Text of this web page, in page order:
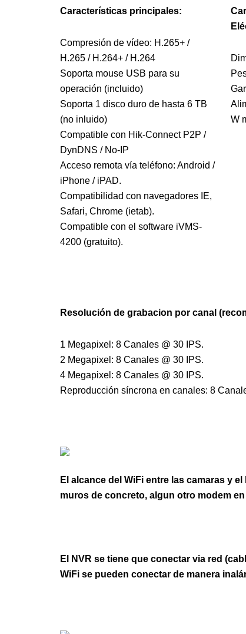
Características principales:
Compresión de vídeo: H.265+ /
H.265 / H.264+ / H.264
Soporta mouse USB para su
operación (incluido)
Soporta 1 disco duro de hasta 6 TB
(no inluido)
Compatible con Hik-Connect P2P /
DynDNS / No-IP
Acceso remota vía teléfono: Android /
iPhone / iPAD.
Compatibilidad con navegadores IE,
Safari, Chrome (ietab).
Compatible con el software iVMS-
4200 (gratuito).
W
Resolución de grabacion por canal
1 Megapixel: 8 Canales @ 30 IPS.
2 Megapixel: 8 Canales @ 30 IPS.
4 Megapixel: 8 Canales @ 30 IPS.
Reproducción síncrona en canales: 8
El alcance del WiFi entre las camaras y
muros de concreto, algun otro modem
El NVR se tiene que conectar via red
WiFi se pueden conectar de manera